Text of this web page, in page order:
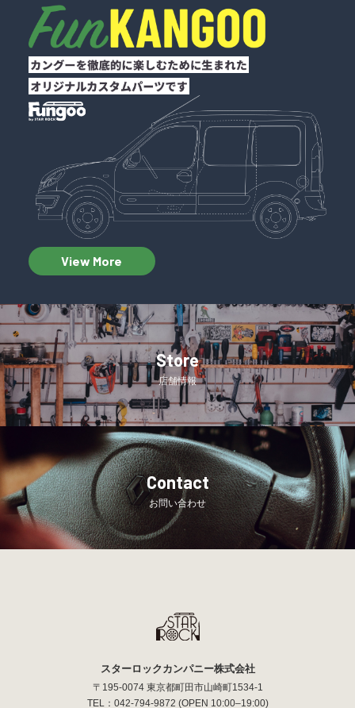
View More
Store
店舗情報
Contact
お問い合わせ
スターロックカンパニー株式会社
〒195-0074 東京都町田市山崎町1534-1
TEL： 042-794-9872 (OPEN 10:00–19:00)